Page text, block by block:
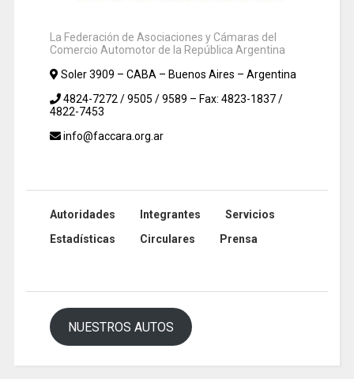
La Federación de Asociaciones y Cámaras del
Comercio Automotor de la República Argentina
Soler 3909 – CABA – Buenos Aires – Argentina
4824-7272 / 9505 / 9589 – Fax: 4823-1837 /
4822-7453
info@faccara.org.ar
Autoridades Integrantes
Servicios
Estadísticas
Circulares Prensa
NUESTROS AUTOS